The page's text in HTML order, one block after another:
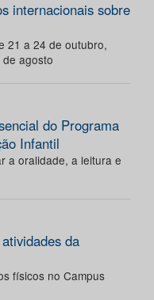
internacionais sobre
21 a 24 de outubro,
agosto
do Programa
Infantil
a oralidade, a leitura e
da
físicos no Campus